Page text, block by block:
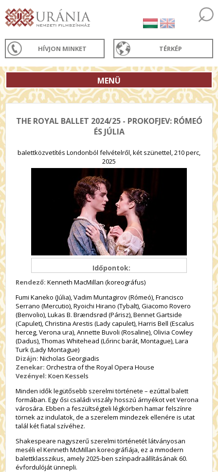
HÍVJON MINKET TÉRKÉP
MENÜ
THE ROYAL BALLET 2024/25 - PROKOFJEV: RÓMEÓ
ÉS JÚLIA
balettközvetítés Londonból felvételről, két szünettel, 210 perc,
2025
Időpontok:
Rendező: Kenneth MacMillan (koreográfus)
Fumi Kaneko (Júlia), Vadim Muntagirov (Rómeó), Francisco
Serrano (Mercutio), Ryoichi Hirano (Tybalt), Giacomo Rovero
(Benvolio), Lukas B. Brændsrød (Párisz), Bennet Gartside
(Capulet), Christina Arestis (Lady capulet), Harris Bell (Escalus
herceg, Verona ura), Annette Buvoli (Rosaline), Olivia Cowley
(Dadus), Thomas Whitehead (Lőrinc barát, Montague), Lara
Turk (Lady Montague)
Dizájn: Nicholas Georgiadis
Zenekar: Orchestra of the Royal Opera House
Vezényel: Koen Kessels
Minden idők legütősebb szerelmi története – ezúttal balett
formában. Egy ősi családi viszály hosszú árnyékot vet Verona
városára. Ebben a feszültségteli légkörben hamar felszínre
törnek az indulatok, de a szerelem mindezek ellenére is utat
talál két fiatal szívéhez.
Shakespeare nagyszerű szerelmi történetét látványosan
meséli el Kenneth McMillan koreográfiája, ez a mmodern
balettklasszikus, amely 2025-ben színpadraállításának 60.
évfordulóját ünnepli.